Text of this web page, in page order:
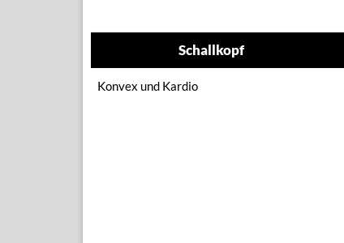
Schallkopf
Schallkopf
Konvex und Kardio